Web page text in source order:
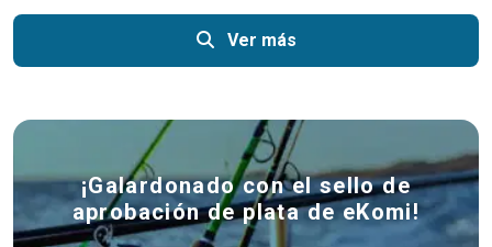
Ver más
¡Galardonado con el sello de
aprobación de plata de eKomi!